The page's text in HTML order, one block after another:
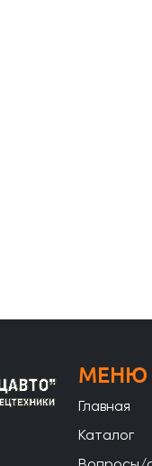
МЕНЮ
Главная
Каталог